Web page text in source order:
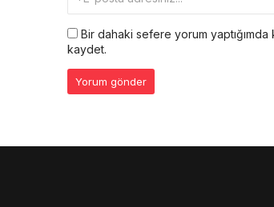
Bir dahaki sefere yorum yaptığımda
kaydet.